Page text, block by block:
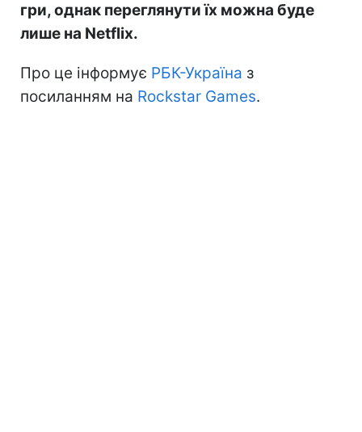
гри, однак переглянути їх можна буде
лише на Netflix.
Про це інформує РБК-Україна з
посиланням на Rockstar Games.